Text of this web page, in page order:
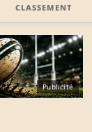
CLASSEMENT
Publicité